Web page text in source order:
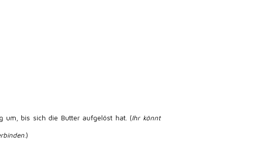
um, bis sich die Butter aufgelöst hat. (Ihr könnt
.)